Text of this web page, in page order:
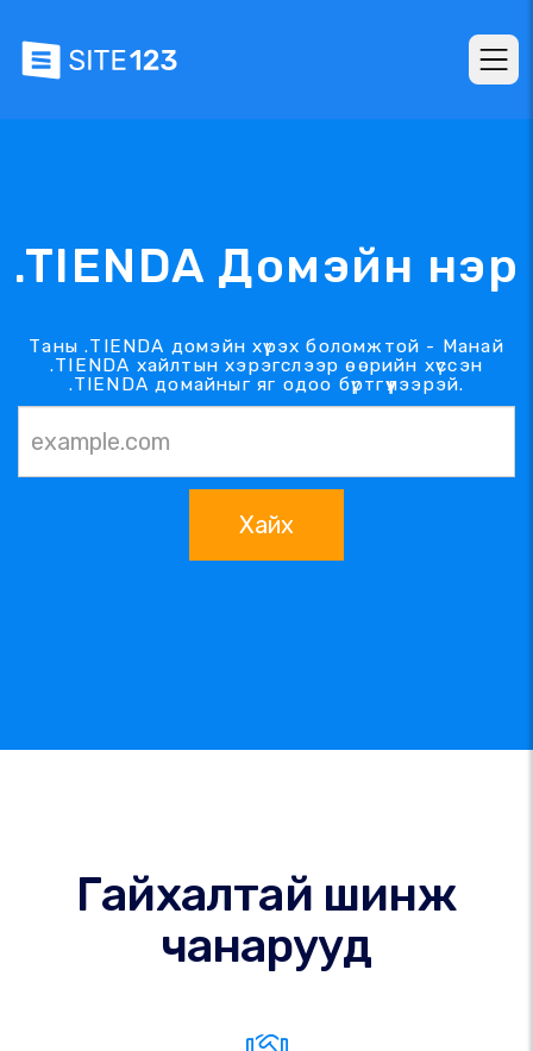
.TIENDA Домэйн нэр
Таны .TIENDA домэйн хүрэх боломжтой - Манай
.TIENDA хайлтын хэрэгслээр өөрийн хүссэн
.TIENDA домайныг яг одоо бүртгүүлээрэй.
Хайх
Гайхалтай шинж
чанарууд